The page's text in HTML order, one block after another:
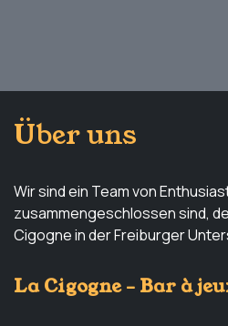
Über uns
Wir sind ein Team von
zusammengeschlossen sind,
Cigogne in der Freiburger
La Cigogne - Bar à